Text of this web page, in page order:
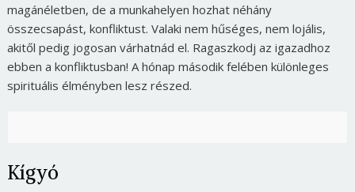
magánéletben, de a munkahelyen hozhat néhány
összecsapást, konfliktust. Valaki nem hűséges, nem lojális,
akitől pedig jogosan várhatnád el. Ragaszkodj az igazadhoz
ebben a konfliktusban! A hónap második felében különleges
spirituális élményben lesz részed.
Kígyó